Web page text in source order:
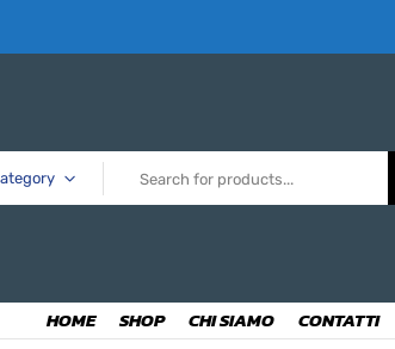
HOME SHOP CHI SIAMO CONTATTI